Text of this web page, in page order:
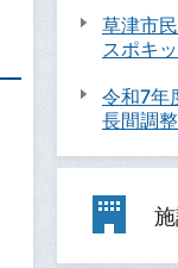
草津市
スポキ
令和7年
長間調整